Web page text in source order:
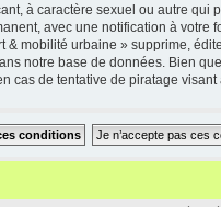
à caractère sexuel ou autre
avec une notification à votre
mobilité urbaine » supprime,
notre base de données. Bien
cas de tentative de piratage visant